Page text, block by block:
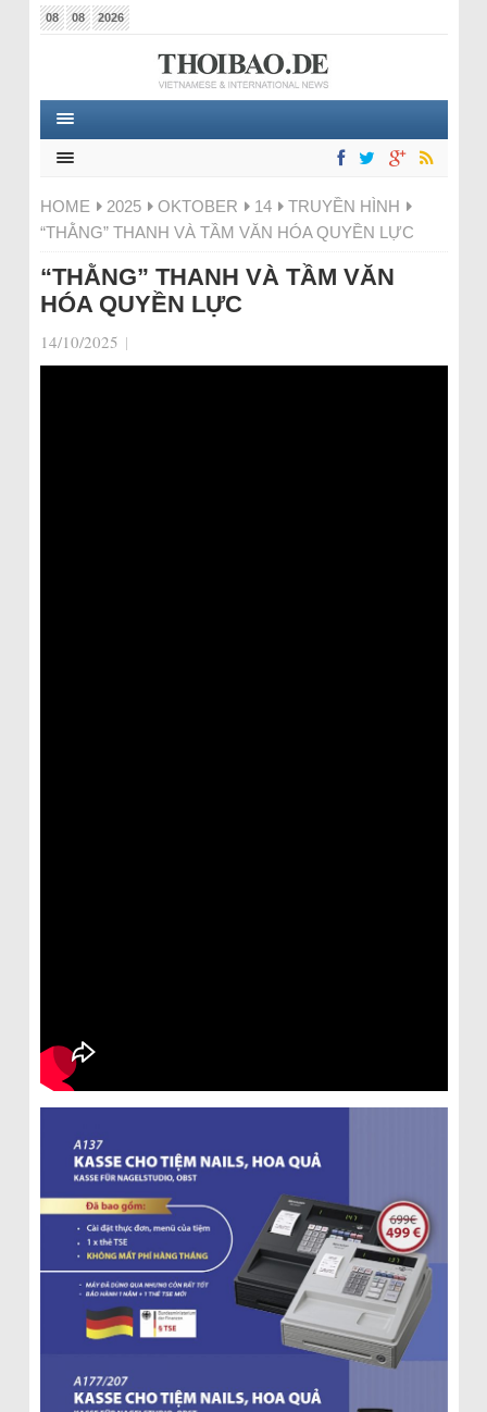
08 08 2026
HOME 2025 OKTOBER 14
TRUYỀN HÌNH
“THẰNG” THANH VÀ TẦM VĂN HÓA QUYỀN LỰC
“THẰNG” THANH VÀ TẦM VĂN
HÓA QUYỀN LỰC
14/10/2025 |